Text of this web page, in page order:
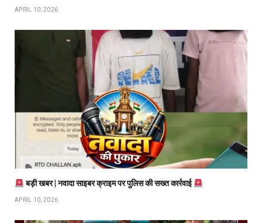
APRIL 10, 2026
बड़ी खबर | नवादा साइबर क्राइम पर पुलिस की सख्त कार्रवाई
APRIL 10, 2026